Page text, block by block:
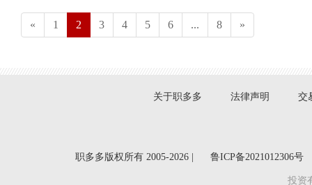
« 1 2 3 4 5 6 ... 8 »
关于职多多 法律声明 交
职多多版权所有 2005-2026 | 鲁ICP备2021012306号
投资